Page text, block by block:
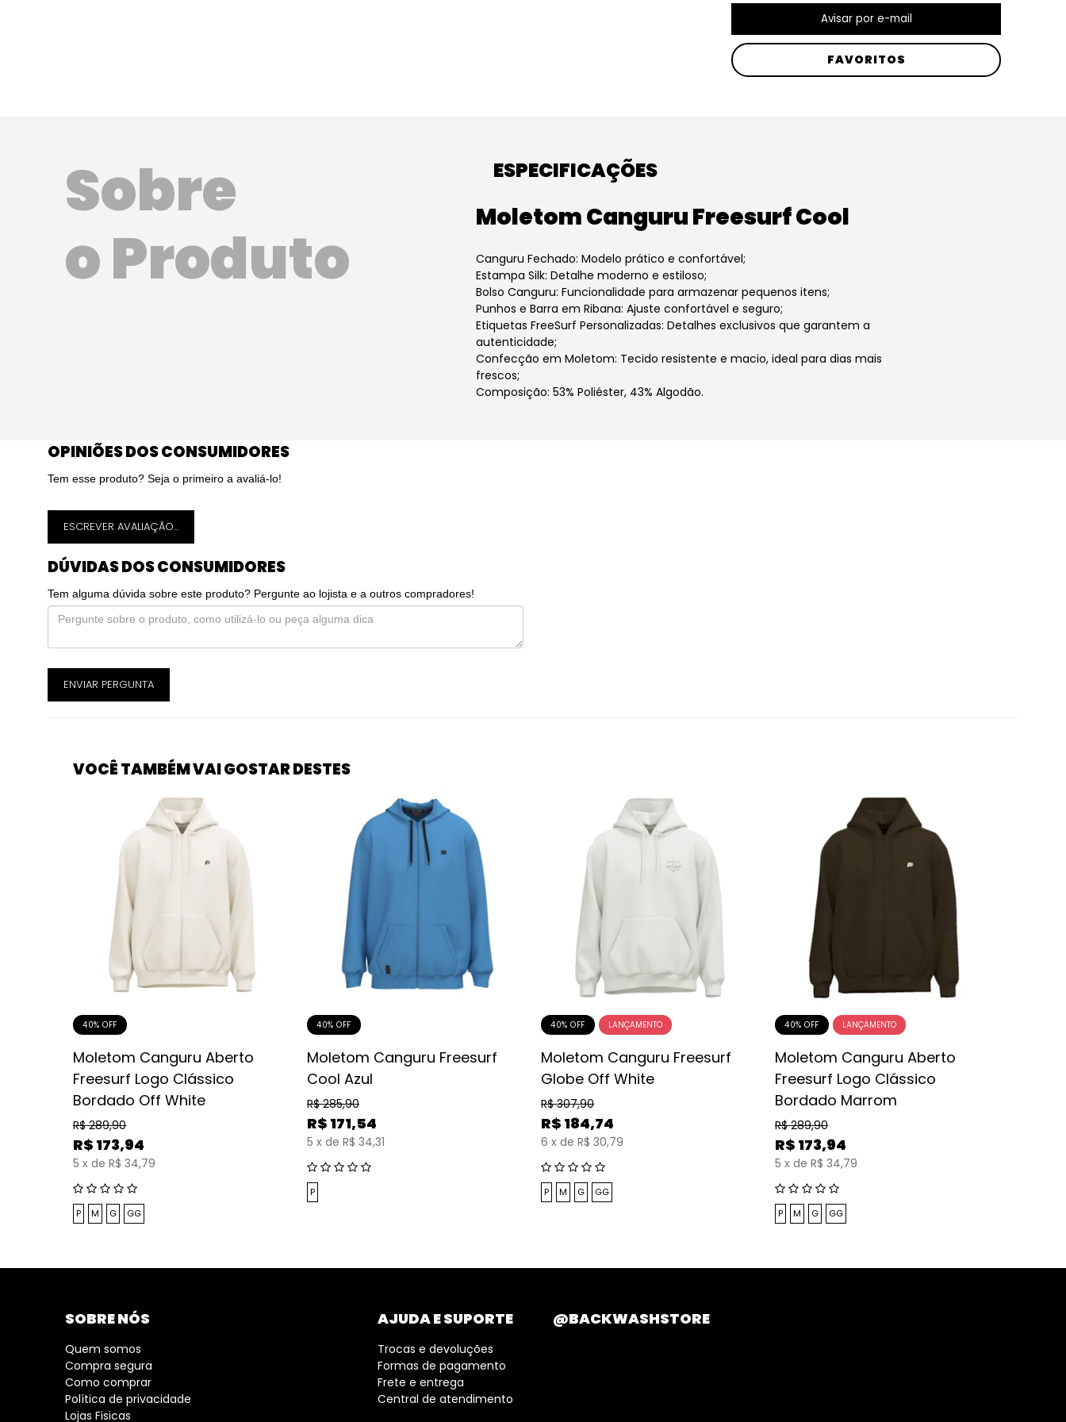
FAVORITOS
Sobre
o Produto
ESPECIFICAÇÕES
Moletom Canguru Freesurf Cool
Canguru Fechado: Modelo prático e confortável;
Estampa Silk: Detalhe moderno e estiloso;
Bolso Canguru: Funcionalidade para armazenar pequenos itens;
Punhos e Barra em Ribana: Ajuste confortável e seguro;
Etiquetas FreeSurf Personalizadas: Detalhes exclusivos que garantem a
autenticidade;
Confecção em Moletom: Tecido resistente e macio, ideal para dias mais
frescos;
Composição: 53% Poliéster, 43% Algodão.
OPINIÕES DOS CONSUMIDORES
Tem esse produto? Seja o primeiro a avaliá-lo!
ESCREVER AVALIAÇÃO...
DÚVIDAS DOS CONSUMIDORES
Tem alguma dúvida sobre este produto? Pergunte ao lojista e a outros compradores!
ENVIAR PERGUNTA
VOCÊ TAMBÉM VAI GOSTAR DESTES
40% OFF
Moletom Canguru Aberto
Freesurf Logo Clássico
Bordado Off White
R$ 289,90
R$ 173,94
5 x de R$ 34,79
P M G GG
40% OFF
Moletom Canguru Freesurf
Cool Azul
R$ 285,90
R$ 171,54
5 x de R$ 34,31
P
40% OFF
Moletom Canguru Freesurf
Globe Off White
R$ 307,90
R$ 184,74
6 x de R$ 30,79
P M G GG
40% OFF
Moletom Canguru Aberto
Freesurf Logo Clássico
Bordado Marrom
R$ 289,90
R$ 173,94
5 x de R$ 34,79
P M G GG
SOBRE NÓS
Quem somos
Compra segura
Como comprar
Política de privacidade
Lojas Fisicas
AJUDA E SUPORTE
Trocas e devoluções
Formas de pagamento
Frete e entrega
Central de atendimento
@BACKWASHSTORE